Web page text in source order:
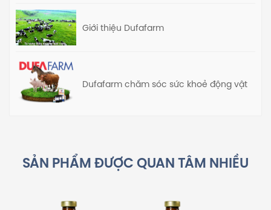
Giới thiệu Dufafarm
Dufafarm chăm sóc sức khoẻ động vật
SẢN PHẨM ĐƯỢC QUAN TÂM NHIỀU